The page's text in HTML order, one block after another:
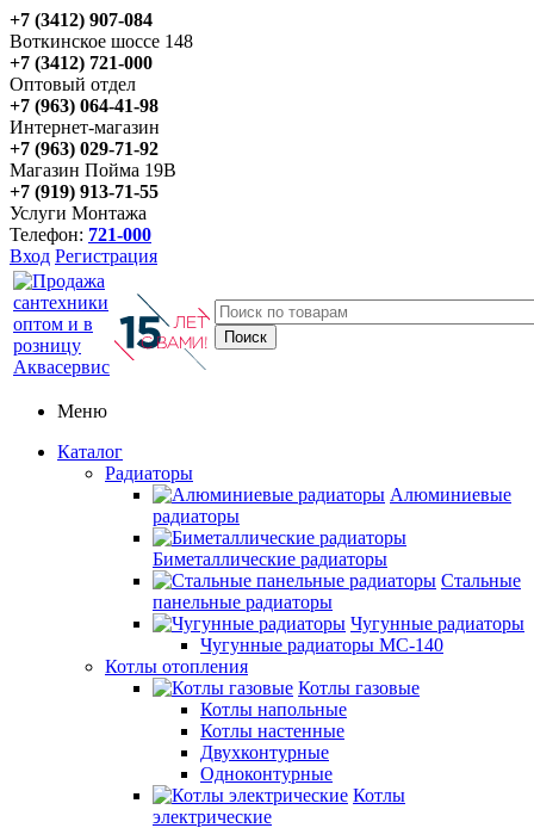
+7 (3412) 907-084
Воткинское шоссе 148
+7 (3412) 721-000
Оптовый отдел
+7 (963) 064-41-98
Интернет-магазин
+7 (963) 029-71-92
Магазин Пойма 19В
+7 (919) 913-71-55
Услуги Монтажа
Телефон: 721-000
Вход Регистрация
Меню
Каталог
Радиаторы
Алюминиевые
радиаторы
Биметаллические радиаторы
Стальные
панельные радиаторы
Чугунные радиаторы
Чугунные радиаторы МС-140
Котлы отопления
Котлы газовые
Котлы напольные
Котлы настенные
Двухконтурные
Одноконтурные
Котлы
электрические